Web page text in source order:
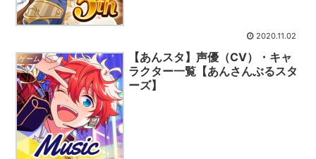
2020.11.02
ゲーム
【あんスタ】声優（CV）・キャ
ラクター一覧【あんさんぶるスタ
ーズ】